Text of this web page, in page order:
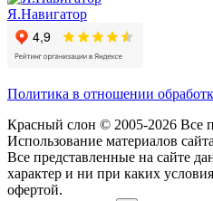
Я.Навигатор
Политика в отношении
Красный слон © 2005-2026 Все
Использование материалов
Все представленные на сайте
характер и ни при каких
офертой.